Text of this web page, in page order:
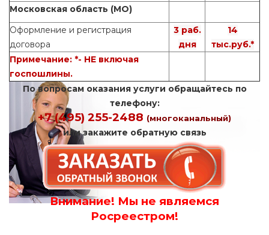
Московская область (МО)
Оформление и регистрация
договора
3 раб.
дня
14
тыс.руб.*
Примечание: *- НЕ включая
госпошлины.
По вопросам оказания услуги обращайтесь по
телефону:
+7 (495) 255-2488 (многоканальный)
или закажите обратную связь
Внимание! Мы не являемся
Росреестром!